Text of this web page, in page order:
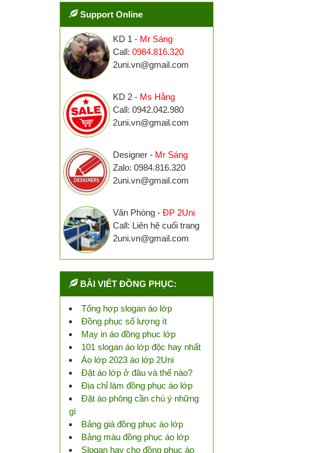
Support Online
KD 1 - Mr Sáng
Call: 0984.816.320
2uni.vn@gmail.com
KD 2 - Ms Hằng
Call: 0942.042.980
2uni.vn@gmail.com
Designer - Mr Sáng
Zalo: 0984.816.320
2uni.vn@gmail.com
Văn Phòng - ĐP 2Uni
Call: Liên hệ cuối trang
2uni.vn@gmail.com
BÀI VIẾT ĐỒNG PHỤC:
Tổng hợp slogan áo lớp
Đồng phục số lượng ít
May in áo đồng phục lớp
101 slogan áo lớp độc hay nhất
Áo lớp 2023 áo lớp 2Uni
Đặt áo lớp ở đâu và thế nào?
Địa chỉ làm đồng phục áo lớp
Đặt áo phông cần chú ý những
gì
Bảng giá đồng phục áo lớp
Bảng màu đồng phục áo lớp
Slogan hay cho đồng phục áo